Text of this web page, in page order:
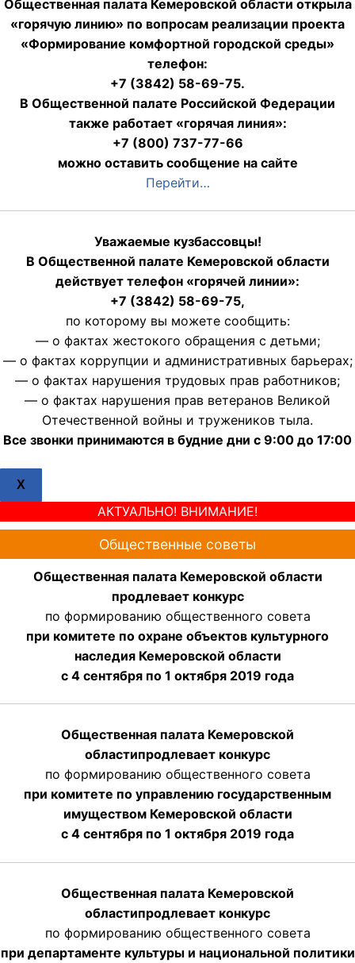
Общественная палата Кемеровской области открыла
«горячую линию» по вопросам реализации проекта
«Формирование комфортной городской среды»
телефон:
+7 (3842) 58-69-75.
В Общественной палате Российской Федерации
также работает «горячая линия»:
+7 (800) 737-77-66
можно оставить сообщение на сайте
Перейти…
Уважаемые кузбассовцы!
В Общественной палате Кемеровской области
действует телефон «горячей линии»:
+7 (3842) 58-69-75,
по которому вы можете сообщить:
— о фактах жестокого обращения с детьми;
— о фактах коррупции и административных барьерах;
— о фактах нарушения трудовых прав работников;
— о фактах нарушения прав ветеранов Великой
Отечественной войны и тружеников тыла.
Все звонки принимаются в будние дни с 9:00 до 17:00
X
АКТУАЛЬНО! ВНИМАНИЕ!
Общественные советы
Общественная палата Кемеровской области
продлевает конкурс
по формированию общественного совета
при комитете по охране объектов культурного
наследия Кемеровской области
с 4 сентября по 1 октября 2019 года
Общественная палата Кемеровской
областипродлевает конкурс
по формированию общественного совета
при комитете по управлению государственным
имуществом Кемеровской области
с 4 сентября по 1 октября 2019 года
Общественная палата Кемеровской
областипродлевает конкурс
по формированию общественного совета
при департаменте культуры и национальной политики